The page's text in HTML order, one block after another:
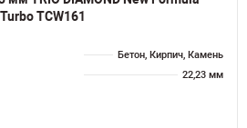
Turbo TCW161
Бетон, Кирпич, Камень
22,23 мм